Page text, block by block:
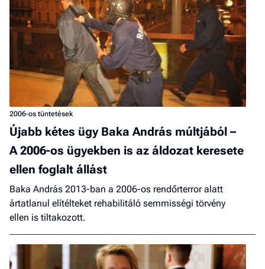
2006-os tüntetések
Újabb kétes ügy Baka András múltjából –
A 2006-os ügyekben is az áldozat keresete
ellen foglalt állást
Baka András 2013-ban a 2006-os rendőrterror alatt
ártatlanul elítélteket rehabilitáló semmisségi törvény
ellen is tiltakozott.